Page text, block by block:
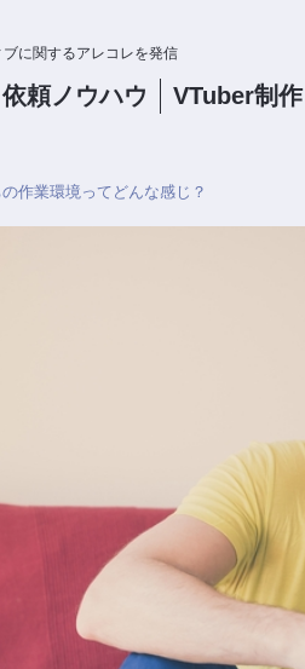
に関するアレコレを発信
依頼ノウハウ VTuber制作
作業環境ってどんな感じ？